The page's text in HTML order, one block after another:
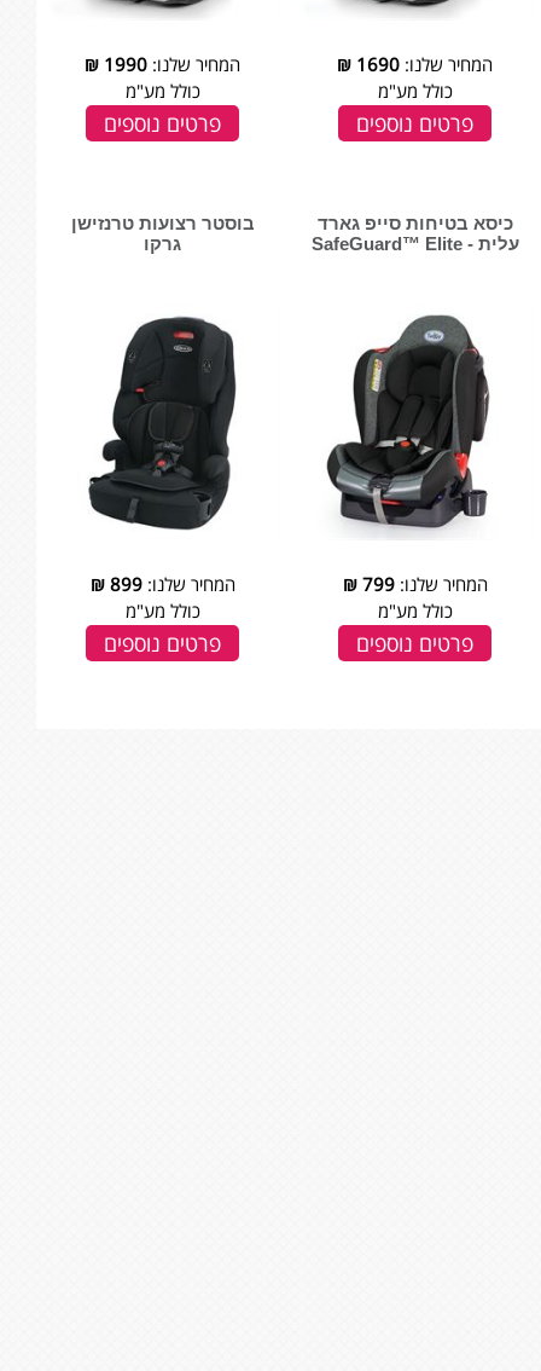
המחיר שלנו: 1690
₪
כולל מע"מ
פרטים נוספים
המחיר שלנו: 1990
₪
כולל מע"מ
פרטים נוספים
כיסא בטיחות סייפ גארד
עלית - SafeGuard™ Elite
המחיר שלנו:799
₪
כולל מע"מ
פרטים נוספים
בוסטר רצועות טרנזישן
גרקו
המחיר שלנו:899
₪
כולל מע"מ
פרטים נוספים